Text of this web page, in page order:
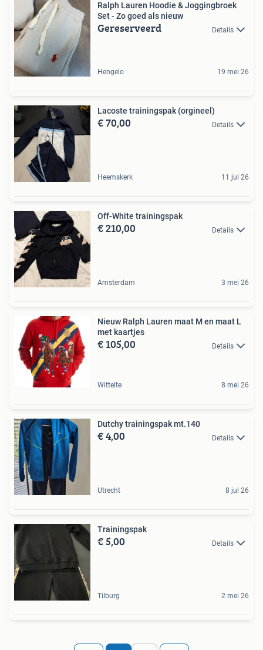
Ralph Lauren Hoodie & Joggingbroek
Set - Zo goed als nieuw
Gereserveerd Details
Hengelo 19 mei 26
Lacoste trainingspak (orgineel)
€ 70,00 Details
Heemskerk 11 jul 26
Off-White trainingspak
€ 210,00 Details
Amsterdam 3 mei 26
Nieuw Ralph Lauren maat M en maat L
met kaartjes
€ 105,00 Details
Wittelte 8 mei 26
Dutchy trainingspak mt.140
€ 4,00 Details
Utrecht 8 jul 26
Trainingspak
€ 5,00 Details
Tilburg 2 mei 26